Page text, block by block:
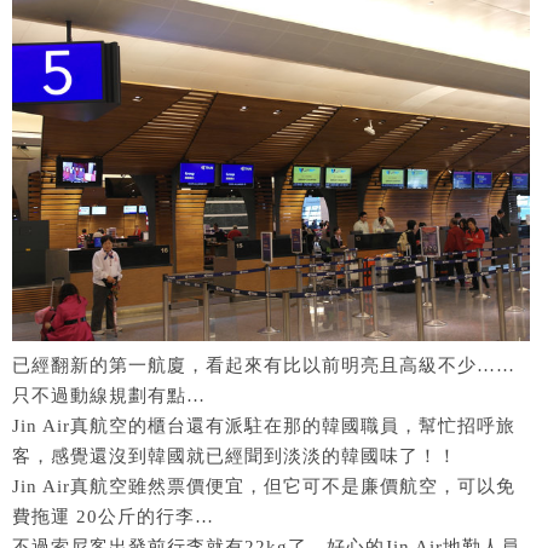
已經翻新的第一航廈，看起來有比以前明亮且高級不少……
只不過動線規劃有點…
Jin Air真航空的櫃台還有派駐在那的韓國職員，幫忙招呼旅
客，感覺還沒到韓國就已經聞到淡淡的韓國味了！！
Jin Air真航空雖然票價便宜，但它可不是廉價航空，可以免
費拖運 20公斤的行李…